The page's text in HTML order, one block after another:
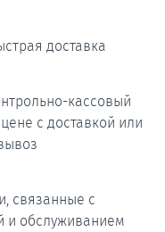
доставка
кассовый
с доставкой или
связанные с
и обслуживанием